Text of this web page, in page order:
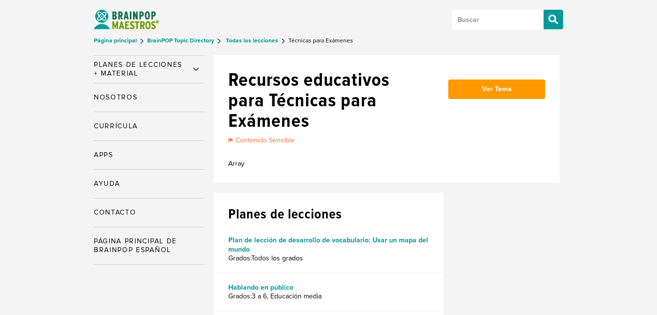
Página principal BrainPOP Topic Directory Todas las lecciones Técnicas para Exámenes
Recursos educativos
para Técnicas para
Exámenes
Contenido Sensible
Array
Ver Tema
Planes de lecciones
Plan de lección de desarrollo de vocabulario: Usar un mapa del
mundo
Grados:Todos los grados
Hablando en público
Grados:3 a 6, Educación media
PLANES DE LECCIONES
+ MATERIAL
NOSOTROS
CURRÍCULA
APPS
AYUDA
CONTACTO
PÁGINA PRINCIPAL DE
BRAINPOP ESPAÑOL